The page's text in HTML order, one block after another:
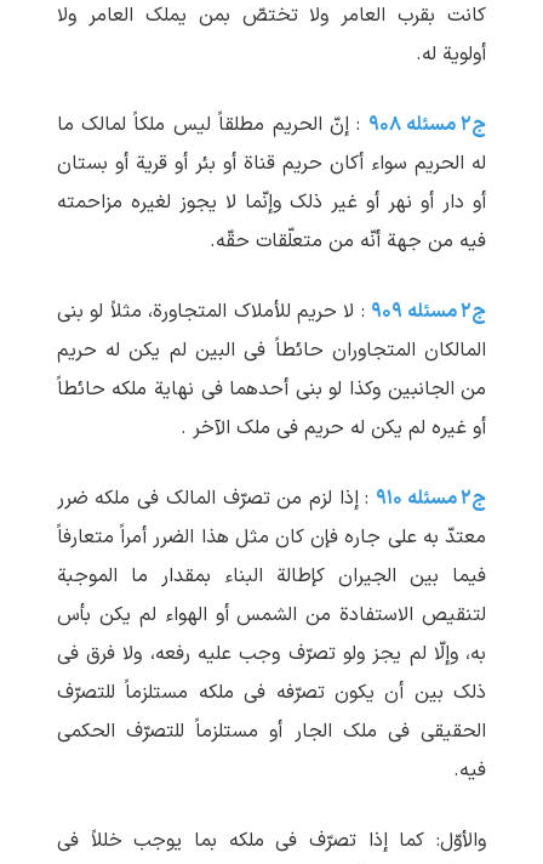
کانت بقرب العامر ولا تختصّ بمن یملک العامر ولا
أولویة له.
ج۲ مسئله ۹۰۸
: إنّ الحریم مطلقاً لیس ملکاً لمالک ما
له الحریم سواء أکان حریم قناة أو بئر أو قریة أو بستان
أو دار أو نهر أو غیر ذلک وإنّما لا یجوز لغیره مزاحمته
فیه من جهة أنّه من متعلّقات حقّه.
ج۲ مسئله ۹۰۹
: لا حریم للأملاک المتجاورة، مثلاً لو بنی
المالکان المتجاوران حائطاً فی البین لم یکن له حریم
من الجانبین وکذا لو بنی أحدهما فی نهایة ملکه حائطاً
أو غیره لم یکن له حریم فی ملک الآخر .
ج۲ مسئله ۹۱۰
: إذا لزم من تصرّف المالک فی ملکه ضرر
معتدّ به علی جاره فإن کان مثل هذا الضرر أمراً متعارفاً
فیما بین الجیران کإطالة البناء بمقدار ما الموجبة
لتنقیص الاستفادة من الشمس أو الهواء لم یکن بأس
به، وإلّا لم یجز ولو تصرّف وجب علیه رفعه، ولا فرق فی
ذلک بین أن یکون تصرّفه فی ملکه مستلزماً للتصرّف
الحقیقی فی ملک الجار أو مستلزماً للتصرّف الحکمی
فیه.
والأوّل: کما إذا تصرّف فی ملکه بما یوجب خللاً فی